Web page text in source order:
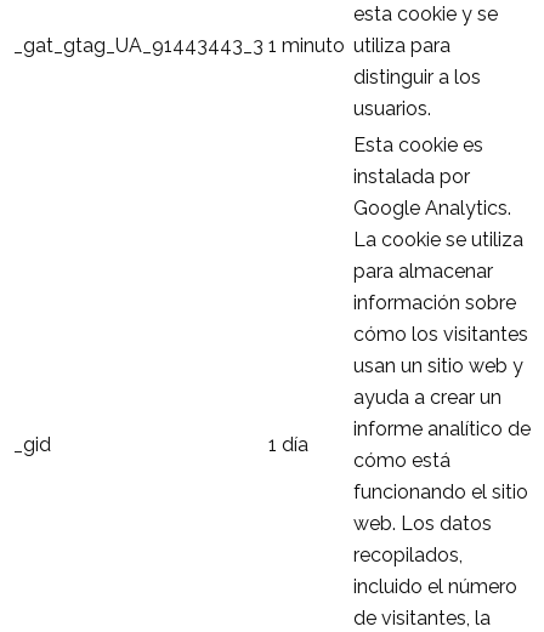
_gat_gtag_UA_91443443_3 1 minuto
esta cookie y se
utiliza para
distinguir a los
usuarios.
_gid 1 día
Esta cookie es
instalada por
Google Analytics.
La cookie se utiliza
para almacenar
información sobre
cómo los visitantes
usan un sitio web y
ayuda a crear un
informe analítico de
cómo está
funcionando el sitio
web. Los datos
recopilados,
incluido el número
de visitantes, la